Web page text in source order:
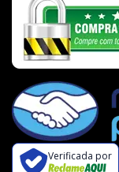
Verificada por